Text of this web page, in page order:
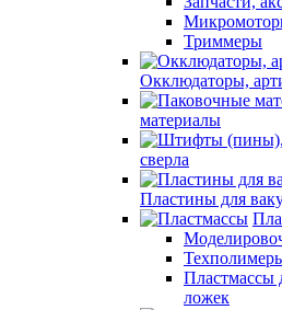
Триммеры
Окклюдаторы,
материалы
сверла
Пластины для
Пластмассы
ложек